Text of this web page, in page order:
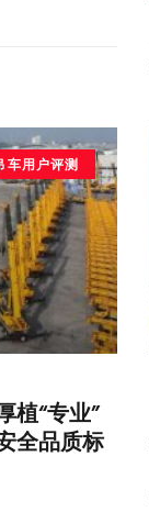
车用户评测
植“专业”
全品质标